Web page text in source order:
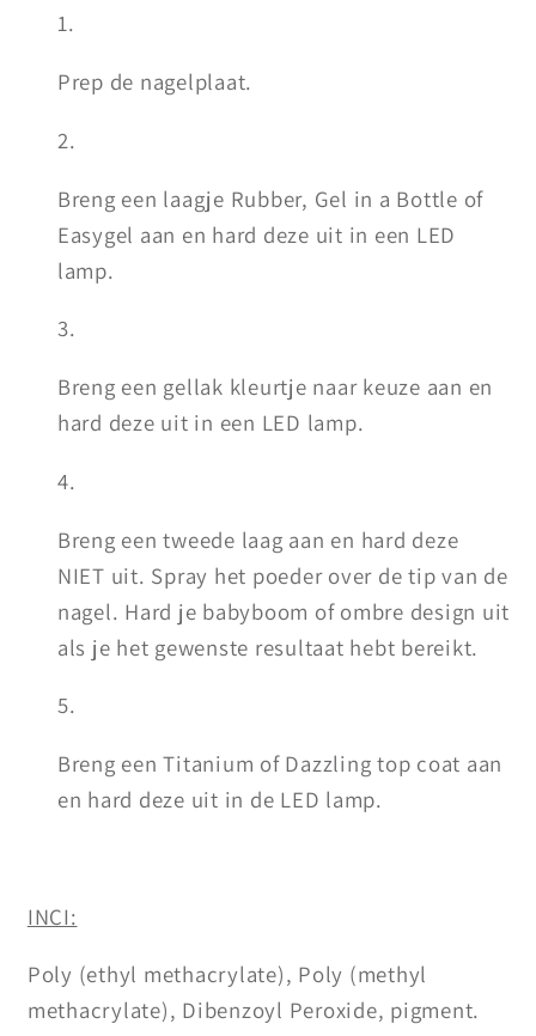
Prep de nagelplaat.
Breng een laagje Rubber, Gel in a Bottle of
Easygel aan en hard deze uit in een LED
lamp.
Breng een gellak kleurtje naar keuze aan en
hard deze uit in een LED lamp.
Breng een tweede laag aan en hard deze
NIET uit. Spray het poeder over de tip van de
nagel. Hard je babyboom of ombre design uit
als je het gewenste resultaat hebt bereikt.
Breng een Titanium of Dazzling top coat aan
en hard deze uit in de LED lamp.
INCI:
Poly (ethyl methacrylate), Poly (methyl
methacrylate), Dibenzoyl Peroxide, pigment.